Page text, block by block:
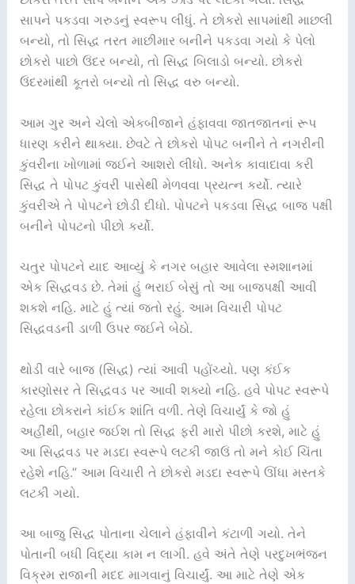
સાપને પકડવા ગરુડનું સ્વરૂપ લીધું. તે છોકરો સાપમાંથી માછલી
બન્યો, તો સિદ્ધ તરત માછીમાર બનીને પકડવા ગયો કે પેલો
છોકરો પાછો ઉંદર બન્યો, તો સિદ્ધ બિલાડો બન્યો. છોકરો
ઉંદરમાંથી કૂતરો બન્યો તો સિદ્ધ વરુ બન્યો.
આમ ગુર અને ચેલો એકબીજાને હંફાવવા જાતજાતનાં રૂપ
ધારણ કરીને થાક્યા. છેવટે તે છોકરો પોપટ બનીને તે નગરીની
કુંવરીના ખોળામાં જઈને આશરો લીધો. અનેક કાવાદાવા કરી
સિદ્ધ તે પોપટ કુંવરી પાસેથી મેળવવા પ્રયત્ન કર્યો. ત્યારે
કુંવરીએ તે પોપટને છોડી દીધો. પોપટને પકડવા સિદ્ધ બાજ પક્ષી
બનીને પોપટનો પીછો કર્યો.
ચતુર પોપટને યાદ આવ્યું કે નગર બહાર આવેલા સ્મશાનમાં
એક સિદ્ધવડ છે. તેમાં હું ભરાઈ બેસું તો આ બાજપક્ષી આવી
શકશે નહિ. માટે હું ત્યાં જતો રહું. આમ વિચારી પોપટ
સિદ્ધવડની ડાળી ઉપર જઈને બેઠો.
થોડી વારે બાજ (સિદ્ધ) ત્યાં આવી પહોંચ્યો. પણ કંઈક
કારણોસર તે સિદ્ધવડ પર આવી શક્યો નહિ. હવે પોપટ સ્વરૂપે
રહેલા છોકરાને કાંઈક શાંતિ વળી. તેણે વિચાર્યું કે જો હું
અહીંથી, બહાર જઈશ તો સિદ્ધ ફરી મારો પીછો કરશે, માટે હું
આ સિદ્ધવડ પર મડદા સ્વરૂપે લટકી જાઉં તો મને કોઈ ચિંતા
રહેશે નહિ.” આમ વિચારી તે છોકરો મડદા સ્વરૂપે ઊંધા મસ્તકે
લટકી ગયો.
આ બાજુ સિદ્ધ પોતાના ચેલાને હંફાવીને કંટાળી ગયો. તેને
પોતાની બધી વિદ્યા કામ ન લાગી. હવે અંતે તેણે પરદુખભંજન
વિક્રમ રાજાની મદદ માગવાનું વિચાર્યું. આ માટે તેણે એક